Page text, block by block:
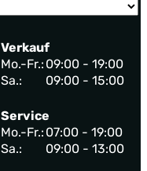
Verkauf
Mo.-Fr.: 09:00 - 19:00
Sa.:
09:00 - 15:00
Service
Mo.-Fr.: 07:00 - 19:00
Sa.:
09:00 - 13:00